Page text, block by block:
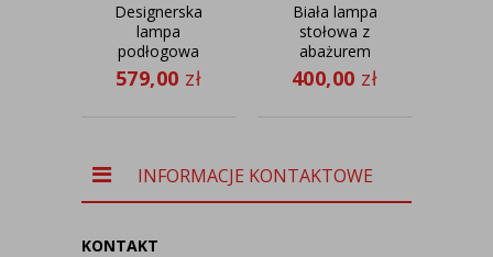
Designerska
lampa
podłogowa
do salonu
WERONA
579,00 zł
Biała lampa
stołowa z
abażurem
HONOLULU
GOLD lampa
400,00 zł
INFORMACJE KONTAKTOWE
KONTAKT